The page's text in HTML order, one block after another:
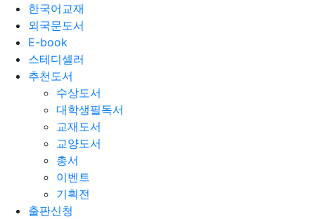
한국어교재
외국문도서
E-book
스테디셀러
추천도서
수상도서
대학생필독서
교재도서
교양도서
총서
이벤트
기획전
출판신청